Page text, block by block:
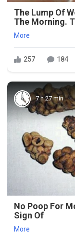
The Lump Of
The Morning.
More
257 184
7 h 27 min
No Poop For
Sign Of
More